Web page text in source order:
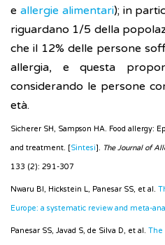
e allergie alimentari); in
riguardano 1/5 della
che il 12% delle persone
allergia, e questa
considerando le persone
età.
Sicherer SH, Sampson HA. Food allergy:
and treatment. [Sintesi]. The Journal of
133 (2): 291-307
Nwaru BI, Hickstein L, Panesar SS, et al.
Europe: a systematic review and meta-
Panesar SS, Javad S, de Silva D, et al. The